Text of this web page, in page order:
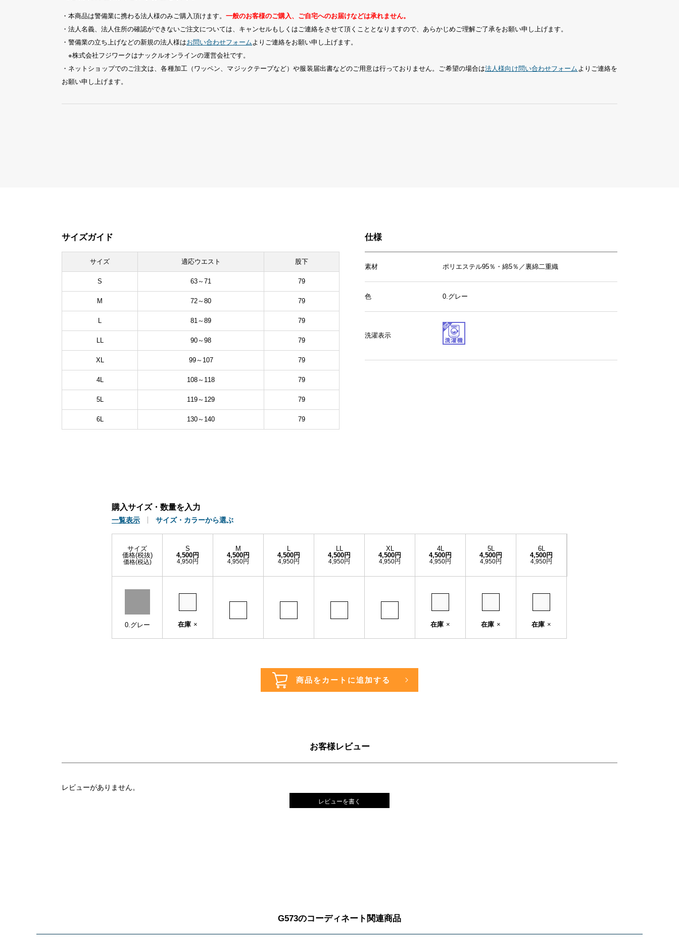
・本商品は警備業に携わる法人様のみご購入頂けます。 一般のお客様のご購入、ご自宅へのお届けなどは承れません。
・法人名義、法人住所の確認ができないご注文については、キャンセルもしくはご連絡をさせて頂くこととなりますので、あらかじめご理解ご了承をお願い申し上げます。
・警備業の立ち上げなどの新規の法人様はお問い合わせフォームよりご連絡をお願い申し上げます。
※株式会社フジワークはナックルオンラインの運営会社です。
・ネットショップでのご注文は、各種加工（ワッペン、マジックテープなど）や服装届出書などのご用意は行っておりません。ご希望の場合は法人様向け問い合わせフォーム よりご連絡を
お願い申し上げます。
サイズガイド
サイズ 適応ウエスト 股下
S 63～71 79
M 72～80 79
L 81～89 79
LL 90～98 79
XL 99～107 79
4L 108～118 79
5L 119～129 79
6L 130～140 79
仕様
素材 ポリエステル95％・綿5％／裏綿二重織
色 0.グレー
洗濯表示
購入サイズ・数量を入力
一覧表示 サイズ・カラーから選ぶ
サイズ
価格(税抜)
価格(税込)
S
4,500円
4,950円
M
4,500円
4,950円
L
4,500円
4,950円
LL
4,500円
4,950円
XL
4,500円
4,950円
4L
4,500円
4,950円
5L
4,500円
4,950円
6L
4,500円
4,950円
0.グレー 在庫 × 在庫 × 在庫 × 在庫 ×
お客様レビュー
レビューがありません。
レビューを書く
G573のコーディネート関連商品